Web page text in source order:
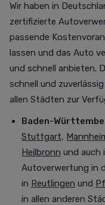
Wir haben in
zertifizierte
passende
lassen und das Auto
und schnell anbieten.
schnell und
allen Städten zur
Baden-
Stuttgart,
Heilbronn und auch
Autoverwertung in
in Reutlingen und
in allen anderen